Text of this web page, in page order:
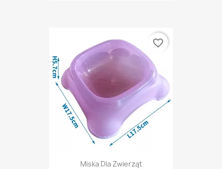
Miska Dla Zwierząt
favorite_border